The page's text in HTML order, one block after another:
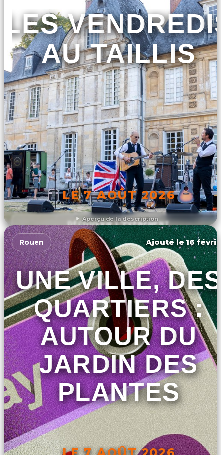
Aperçu de la description
LES
AU TAILLIS
LE 7 AOÛT 2026
DÉCOUVRIR L'ÉVÉNEMENT
Rouen Ajouté le 16
UNE VILLE, DES
QUARTIERS :
AUTOUR DU
JARDIN DES
PLANTES